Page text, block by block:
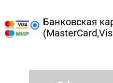
Банковская